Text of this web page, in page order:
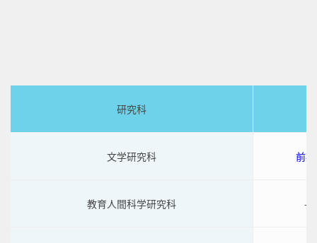
研究科
文学研究科 前期
教育人間科学研究科 -